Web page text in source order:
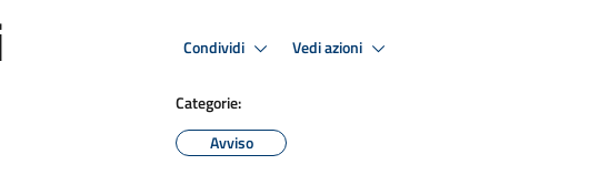
Condividi Vedi azioni
Categorie:
Avviso